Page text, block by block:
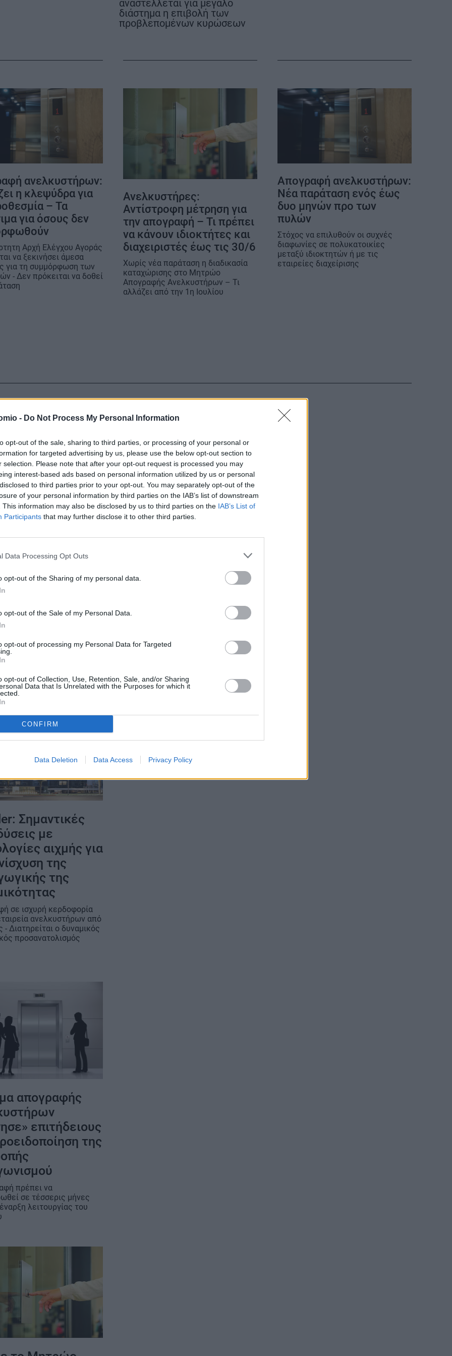
- Do Not Process My Personal Information
opt-out of the sale, sharing to third parties, or processing of your personal or
for targeted advertising by us, please use the below opt-out section to
selection. Please note that after your opt-out request is processed you may
interest-based ads based on personal information utilized by us or personal
to third parties prior to your opt-out. You may separately opt-out of the
of your personal information by third parties on the IAB’s list of downstream
This information may also be disclosed by us to third parties on the IAB’s List of
Participants that may further disclose it to other third parties.
Data Processing Opt Outs
opt-out of the Sharing of my personal data.
opt-out of the Sale of my Personal Data.
opt-out of processing my Personal Data for Targeted
opt-out of Collection, Use, Retention, Sale, and/or Sharing
Data that Is Unrelated with the Purposes for which it
CONFIRM
Data Deletion Data Access Privacy Policy
αναστέλλεται για μεγάλο
διάστημα η επιβολή των
προβλεπομένων κυρώσεων
ανελκυστήρων:
η κλεψύδρα για
– Τα
για όσους δεν
Αρχή Ελέγχου Αγοράς
να ξεκινήσει άμεσα
για τη συμμόρφωση των
- Δεν πρόκειται να δοθεί
Ανελκυστήρες:
Αντίστροφη μέτρηση για
την απογραφή – Τι πρέπει
να κάνουν ιδιοκτήτες και
διαχειριστές έως τις 30/6
Χωρίς νέα παράταση η διαδικασία
καταχώρισης στο Μητρώο
Απογραφής Ανελκυστήρων – Τι
αλλάζει από την 1η Ιουλίου
Απογραφή ανελκυστήρων:
Νέα παράταση ενός έως
δυο μηνών προ των
πυλών
Στόχος να επιλυθούν οι συχνές
διαφωνίες σε πολυκατοικίες
μεταξύ ιδιοκτητών ή με τις
εταιρείες διαχείρισης
η
του –
η συμβολή
επί δεκαετίες: η
μιας ενιαίας βάσης
όλων των
της χώρας
Σημαντικές
με
αιχμής για
της
της
σε ισχυρή κερδοφορία
ανελκυστήρων από
- Διατηρείται ο δυναμικός
προσανατολισμός
απογραφής
επιτήδειους
της
πρέπει να
σε τέσσερις μήνες
λειτουργίας του